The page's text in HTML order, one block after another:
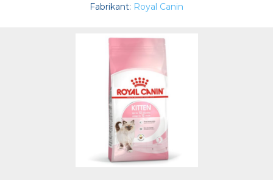
Fabrikant: Royal Canin